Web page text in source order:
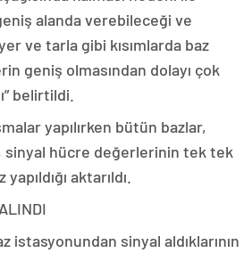
alanda verebileceği ve
ve tarla gibi kısımlarda baz
geniş olmasından dolayı çok
belirtildi.
yapılırken bütün bazlar,
sinyal hücre değerlerinin tek tek
aktarıldı.
istasyonundan sinyal aldıklarının